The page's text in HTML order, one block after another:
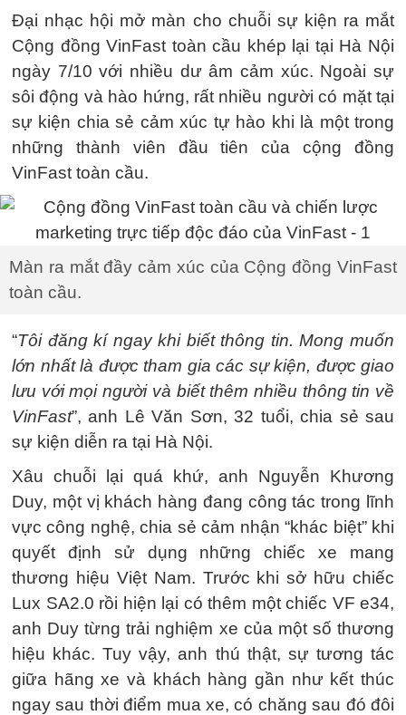
Đại nhạc hội mở màn cho chuỗi sự kiện ra mắt
Cộng đồng VinFast toàn cầu khép lại tại Hà Nội
ngày 7/10 với nhiều dư âm cảm xúc. Ngoài sự
sôi động và hào hứng, rất nhiều người có mặt tại
sự kiện chia sẻ cảm xúc tự hào khi là một trong
những thành viên đầu tiên của cộng đồng
VinFast toàn cầu.
Màn ra mắt đầy cảm xúc của Cộng đồng VinFast
toàn cầu.
“Tôi đăng kí ngay khi biết thông tin. Mong muốn
lớn nhất là được tham gia các sự kiện, được giao
lưu với mọi người và biết thêm nhiều thông tin về
VinFast”, anh Lê Văn Sơn, 32 tuổi, chia sẻ sau
sự kiện diễn ra tại Hà Nội.
Xâu chuỗi lại quá khứ, anh Nguyễn Khương
Duy, một vị khách hàng đang công tác trong lĩnh
vực công nghệ, chia sẻ cảm nhận “khác biệt” khi
quyết định sử dụng những chiếc xe mang
thương hiệu Việt Nam. Trước khi sở hữu chiếc
Lux SA2.0 rồi hiện lại có thêm một chiếc VF e34,
anh Duy từng trải nghiệm xe của một số thương
hiệu khác. Tuy vậy, anh thú thật, sự tương tác
giữa hãng xe và khách hàng gần như kết thúc
ngay sau thời điểm mua xe, có chăng sau đó đôi